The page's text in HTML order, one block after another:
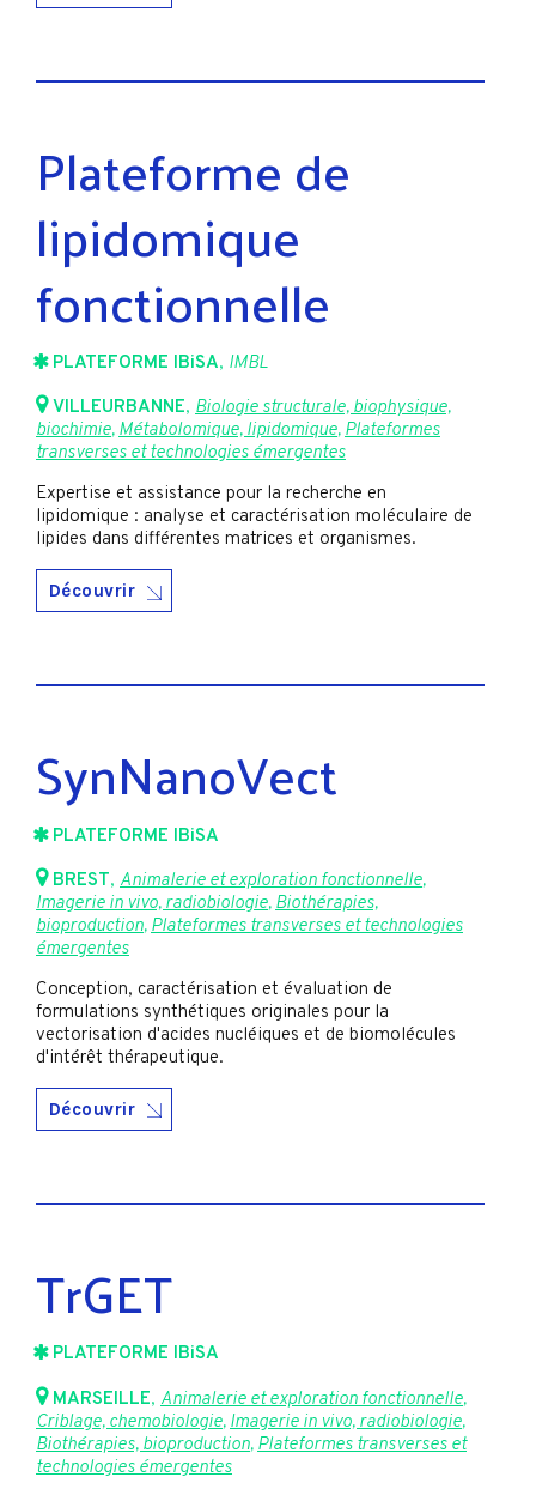
Plateforme de
lipidomique
fonctionnelle
PLATEFORME IBiSA, IMBL
VILLEURBANNE, Biologie structurale, biophysique,
biochimie,Métabolomique, lipidomique,Plateformes
transverses et technologies émergentes
Expertise et assistance pour la recherche en
lipidomique : analyse et caractérisation moléculaire de
lipides dans différentes matrices et organismes.
Découvrir
SynNanoVect
PLATEFORME IBiSA
BREST, Animalerie et exploration fonctionnelle,
Imagerie in vivo, radiobiologie, Biothérapies,
bioproduction, Plateformes transverses et technologies
émergentes
Conception, caractérisation et évaluation de
formulations synthétiques originales pour la
vectorisation d'acides nucléiques et de biomolécules
d'intérêt thérapeutique.
Découvrir
TrGET
PLATEFORME IBiSA
MARSEILLE, Animalerie et exploration fonctionnelle,
Criblage, chemobiologie, Imagerie in vivo, radiobiologie,
Biothérapies, bioproduction, Plateformes transverses et
technologies émergentes